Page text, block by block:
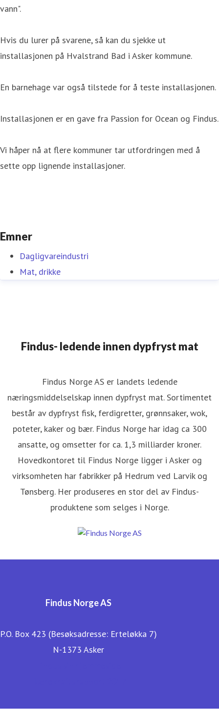
vann".
Hvis du lurer på svarene, så kan du sjekke ut
installasjonen på Hvalstrand Bad i Asker kommune.
En barnehage var også tilstede for å teste installasjonen.
Installasjonen er en gave fra Passion for Ocean og Findus.
Vi håper nå at flere kommuner tar utfordringen med å
sette opp lignende installasjoner.
Emner
Dagligvareindustri
Mat, drikke
Findus- ledende innen dypfryst mat
Findus Norge AS er landets ledende
næringsmiddelselskap innen dypfryst mat. Sortimentet
består av dypfryst fisk, ferdigretter, grønnsaker, wok,
poteter, kaker og bær. Findus Norge har idag ca 300
ansatte, og omsetter for ca. 1,3 milliarder kroner.
Hovedkontoret til Findus Norge ligger i Asker og
virksomheten har fabrikker på Hedrum ved Larvik og
Tønsberg. Her produseres en stor del av Findus-
produktene som selges i Norge.
Findus Norge AS
P.O. Box 423 (Besøksadresse: Erteløkka 7)
N-1373 Asker